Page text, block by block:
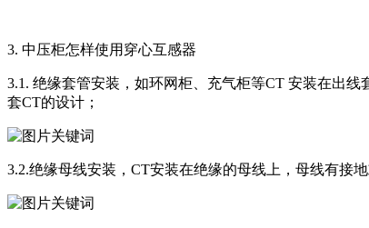
3. 中压柜怎样使用穿心互感器
3.1. 绝缘套管安装，如环网柜、充气柜等CT 安装在出
套CT的设计；
3.2.绝缘母线安装，CT安装在绝缘的母线上，母线有接